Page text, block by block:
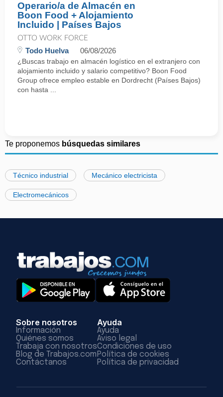
Operario/a de Almacén en
Boon Food + Alojamiento
Incluido | Países Bajos
OTTO WORK FORCE
Todo Huelva 06/08/2026
¿Buscas trabajo en almacén logístico en el extranjero con
alojamiento incluido y salario competitivo? Boon Food
Group ofrece empleo estable en Dordrecht (Países Bajos)
con hasta ...
Te proponemos búsquedas similares
Técnico industrial Mecánico electricista
Electromecánicos
Sobre nosotros
Información
Quiénes somos
Trabaja con nosotros
Blog de Trabajos.com
Contáctanos
Ayuda
Ayuda
Aviso legal
Condiciones de uso
Política de cookies
Política de privacidad